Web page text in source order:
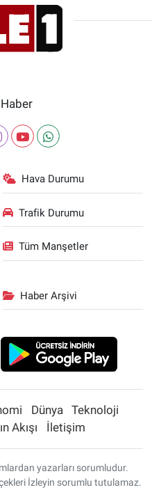
Hava Durumu
Trafik Durumu
Tüm Manşetler
Haber Arşivi
Dünya
Teknoloji
Akışı İletişim
yazarları sorumludur.
İzleyin sorumlu tutulamaz.